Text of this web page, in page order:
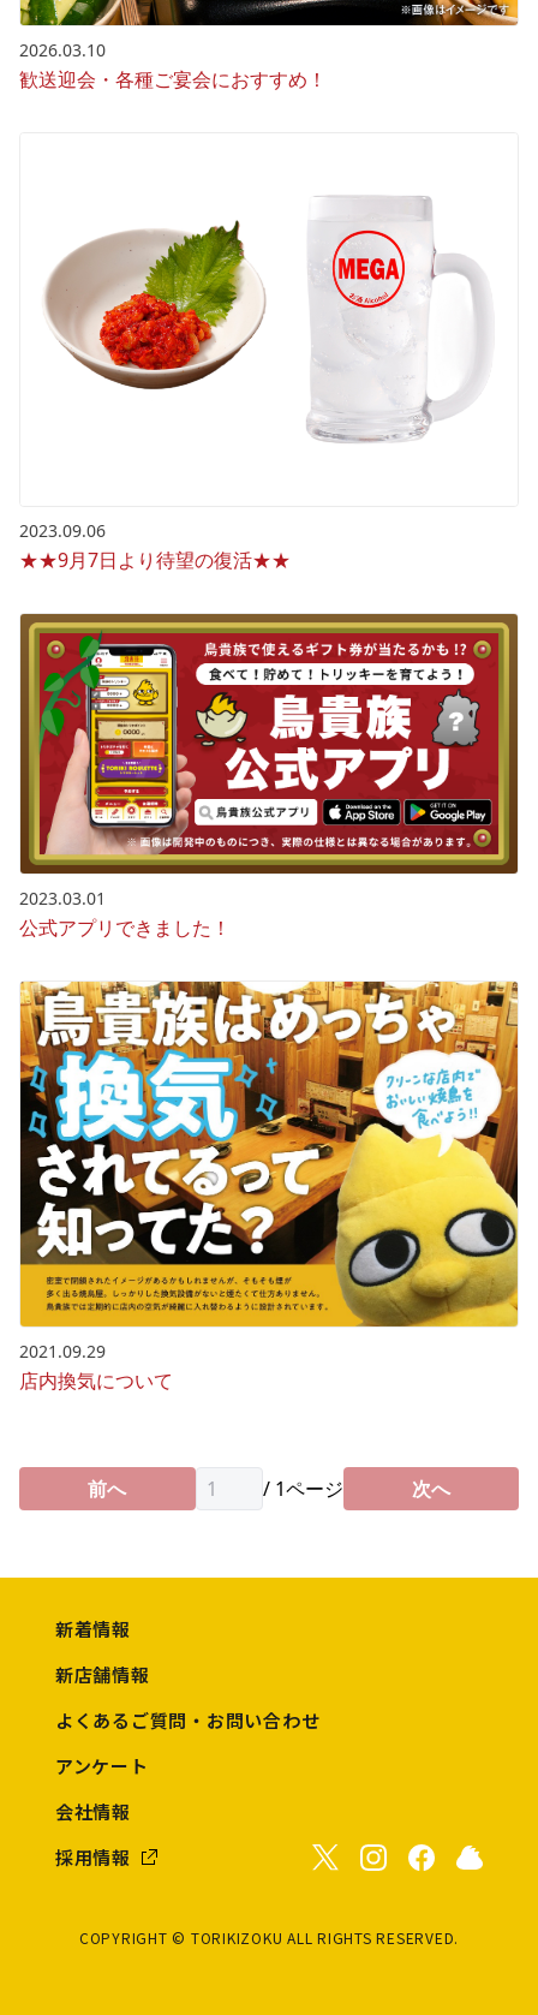
2026.03.10
歓送迎会・各種ご宴会におすすめ！
2023.09.06
★★9月7日より待望の復活★★
2023.03.01
公式アプリできました！
2021.09.29
店内換気について
前へ / 1ページ 次へ
新着情報
新店舗情報
よくあるご質問・お問い合わせ
アンケート
会社情報
採用情報
COPYRIGHT © TORIKIZOKU ALL RIGHTS RESERVED.